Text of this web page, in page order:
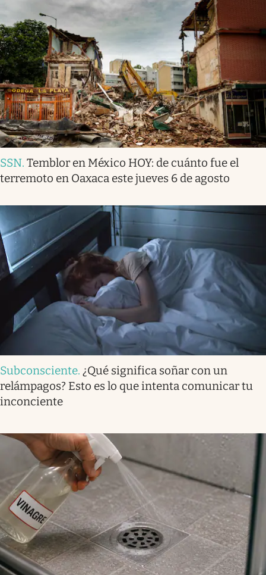
SSN. Temblor en México HOY: de cuánto fue el
terremoto en Oaxaca este jueves 6 de agosto
Subconsciente. ¿Qué significa soñar con un
relámpagos? Esto es lo que intenta comunicar tu
inconciente